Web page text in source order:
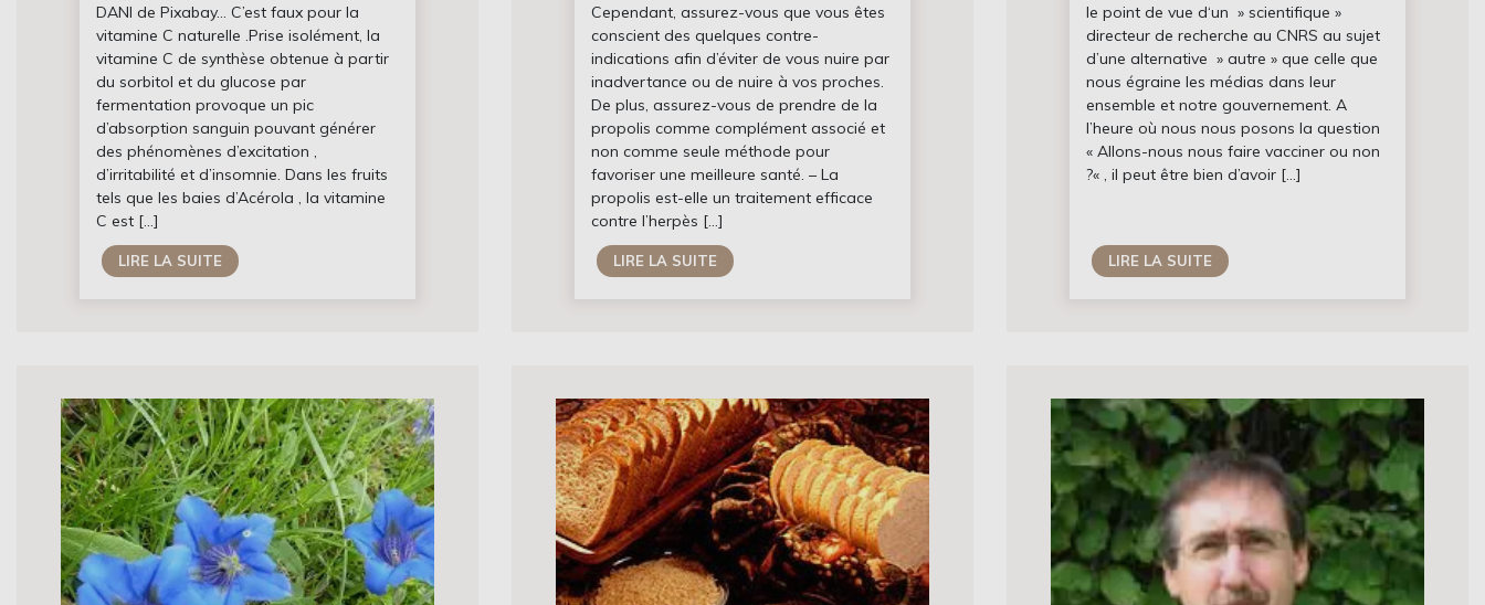
DANI de Pixabay… C’est faux pour la
vitamine C naturelle .Prise isolément, la
vitamine C de synthèse obtenue à partir
du sorbitol et du glucose par
fermentation provoque un pic
d’absorption sanguin pouvant générer
des phénomènes d’excitation ,
d’irritabilité et d’insomnie. Dans les fruits
tels que les baies d’Acérola , la vitamine
C est […]
LIRE LA SUITE
Cependant, assurez-vous que vous êtes
conscient des quelques contre-
indications afin d’éviter de vous nuire par
inadvertance ou de nuire à vos proches.
De plus, assurez-vous de prendre de la
propolis comme complément associé et
non comme seule méthode pour
favoriser une meilleure santé. – La
propolis est-elle un traitement efficace
contre l’herpès […]
LIRE LA SUITE
le point de vue d‘un » scientifique »
directeur de recherche au CNRS au sujet
d’une alternative » autre » que celle que
nous égraine les médias dans leur
ensemble et notre gouvernement. A
l’heure où nous nous posons la question
« Allons-nous nous faire vacciner ou non
?« , il peut être bien d’avoir […]
LIRE LA SUITE